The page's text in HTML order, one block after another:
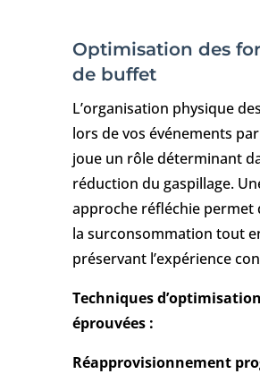
Optimisation des
de buffet
L’organisation physique
lors de vos événements
joue un rôle déterminant
réduction du gaspillage.
approche réfléchie permet
la surconsommation tout
préservant l’expérience
Techniques d’optimisation
éprouvées :
Réapprovisionnement